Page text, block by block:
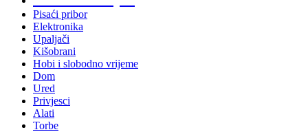
Pisaći pribor
Elektronika
Upaljači
Kišobrani
Hobi i slobodno vrijeme
Dom
Ured
Privjesci
Alati
Torbe